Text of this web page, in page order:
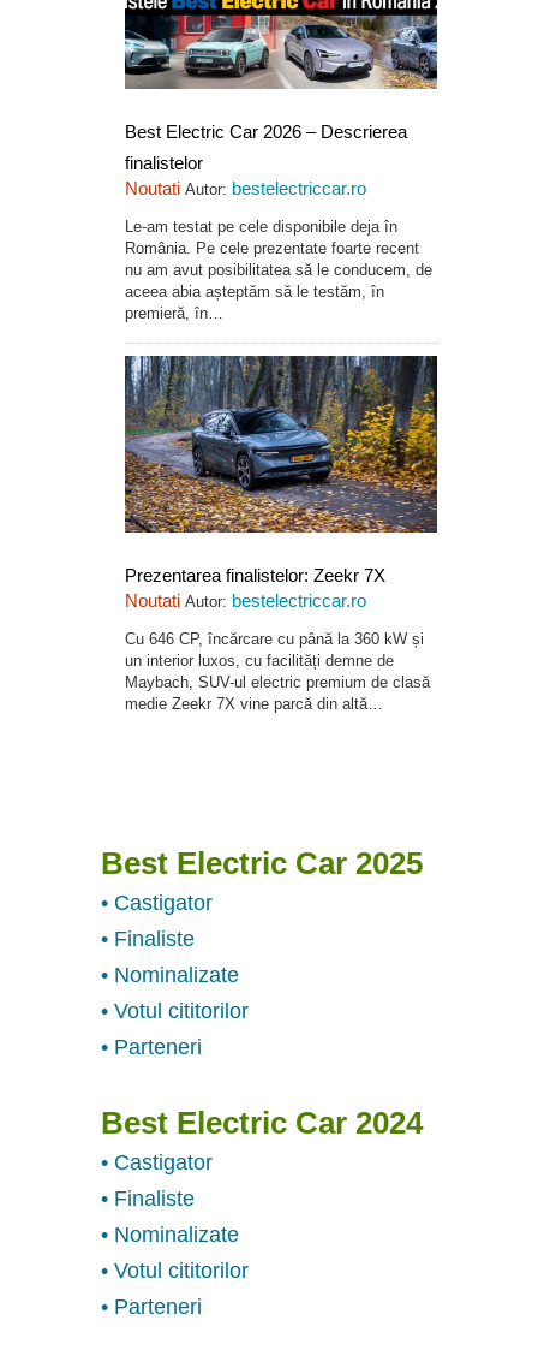
Best Electric Car 2026 – Descrierea
finalistelor
Noutati Autor: bestelectriccar.ro
Le-am testat pe cele disponibile deja în
România. Pe cele prezentate foarte recent
nu am avut posibilitatea să le conducem, de
aceea abia așteptăm să le testăm, în
premieră, în…
Prezentarea finalistelor: Zeekr 7X
Noutati Autor: bestelectriccar.ro
Cu 646 CP, încărcare cu până la 360 kW și
un interior luxos, cu facilități demne de
Maybach, SUV-ul electric premium de clasă
medie Zeekr 7X vine parcă din altă…
Best Electric Car 2025
• Castigator
• Finaliste
• Nominalizate
• Votul cititorilor
• Parteneri
Best Electric Car 2024
• Castigator
• Finaliste
• Nominalizate
• Votul cititorilor
• Parteneri